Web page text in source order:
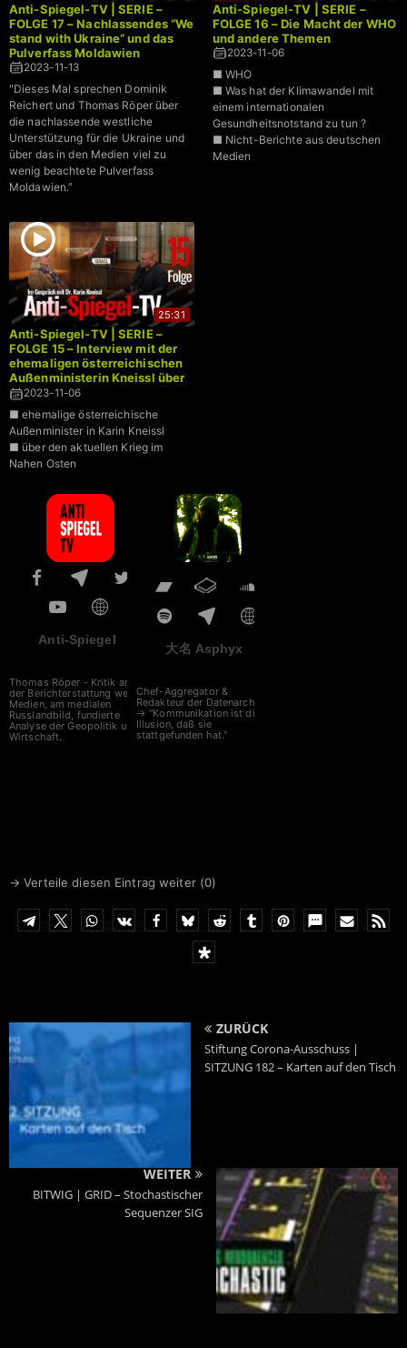
Anti-Spiegel-TV | SERIE –
FOLGE 17 – Nachlassendes “We
stand with Ukraine” und das
Pulverfass Moldawien
2023-11-13
"Dieses Mal sprechen Dominik
Reichert und Thomas Röper über
die nachlassende westliche
Unterstützung für die Ukraine und
über das in den Medien viel zu
wenig beachtete Pulverfass
Moldawien.”
Anti-Spiegel-TV | SERIE –
FOLGE 16 – Die Macht der WHO
und andere Themen
2023-11-06
■ WHO
■ Was hat der Klimawandel mit
einem internationalen
Gesundheitsnotstand zu tun ?
■ Nicht-Berichte aus deutschen
Medien
25:31
Anti-Spiegel-TV | SERIE –
FOLGE 15 – Interview mit der
ehemaligen österreichischen
Außenministerin Kneissl über
den Nahostkonflikt
2023-11-06
■ ehemalige österreichische
Außenminister in Karin Kneissl
■ über den aktuellen Krieg im
Nahen Osten
Anti-Spiegel
Thomas Röper - Kritik an
der Berichterstattung westl.
Medien, am medialen
Russlandbild, fundierte
Analyse der Geopolitik und
Wirtschaft.
大名 Asphyx
Chef-Aggregator &
Redakteur der Datenarche
→ "Kommunikation ist die
Illusion, daß sie
stattgefunden hat."
→ Verteile diesen Eintrag weiter (0)
ZURÜCK
Stiftung Corona-Ausschuss |
SITZUNG 182 – Karten auf den Tisch
WEITER
BITWIG | GRID – Stochastischer
Sequenzer SIG